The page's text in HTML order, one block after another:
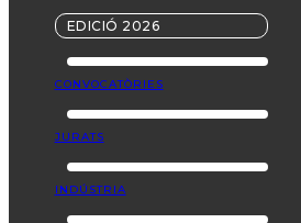
EDICIÓ 2026
CONVOCATÒRIES
JURATS
INDÚSTRIA